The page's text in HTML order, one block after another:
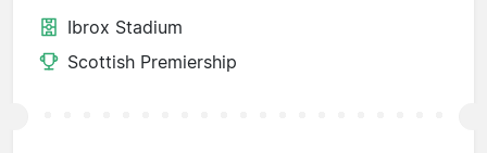
Ibrox Stadium
Scottish Premiership